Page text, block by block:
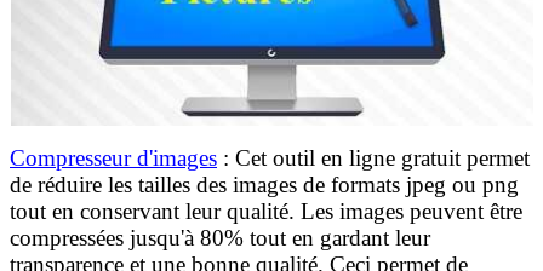
Compresseur d'images : Cet outil en ligne gratuit permet
de réduire les tailles des images de formats jpeg ou png
tout en conservant leur qualité. Les images peuvent être
compressées jusqu'à 80% tout en gardant leur
transparence et une bonne qualité. Ceci permet de